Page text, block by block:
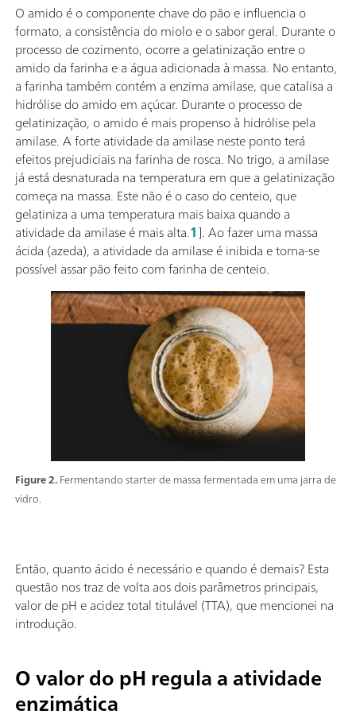
Figure 2.Fermentando starter de massa fermentada em uma jarra de
vidro.
O amido é o componente chave do pão e influencia o
formato, a consistência do miolo e o sabor geral. Durante o
processo de cozimento, ocorre a gelatinização entre o
amido da farinha e a água adicionada à massa. No entanto,
a farinha também contém a enzima amilase, que catalisa a
hidrólise do amido em açúcar. Durante o processo de
gelatinização, o amido é mais propenso à hidrólise pela
amilase. A forte atividade da amilase neste ponto terá
efeitos prejudiciais na farinha de rosca. No trigo, a amilase
já está desnaturada na temperatura em que a gelatinização
começa na massa. Este não é o caso do centeio, que
gelatiniza a uma temperatura mais baixa quando a
atividade da amilase é mais alta.1]. Ao fazer uma massa
ácida (azeda), a atividade da amilase é inibida e torna-se
possível assar pão feito com farinha de centeio.
Então, quanto ácido é necessário e quando é demais? Esta
questão nos traz de volta aos dois parâmetros principais,
valor de pH e acidez total titulável (TTA), que mencionei na
introdução.
O valor do pH regula a atividade
enzimática